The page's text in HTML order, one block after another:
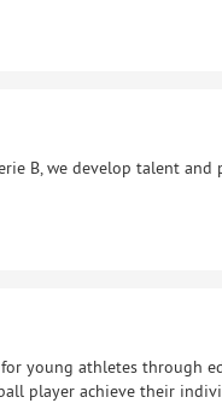
B, we develop talent
young athletes through
player achieve their